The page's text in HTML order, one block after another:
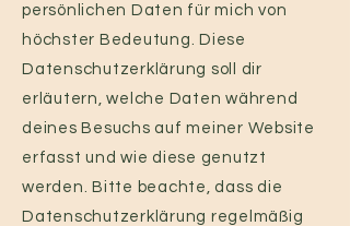
persönlichen Daten für mich von
höchster Bedeutung. Diese
Datenschutzerklärung soll dir
erläutern, welche Daten während
deines Besuchs auf meiner Website
erfasst und wie diese genutzt
werden. Bitte beachte, dass die
Datenschutzerklärung regelmäßig